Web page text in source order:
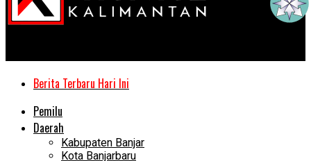
Berita Terbaru Hari Ini
Pemilu
Daerah
Kabupaten Banjar
Kota Banjarbaru